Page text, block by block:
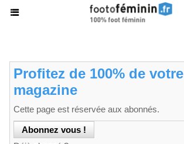
Profitez de 100% de votre
magazine
Cette page est réservée aux abonnés.